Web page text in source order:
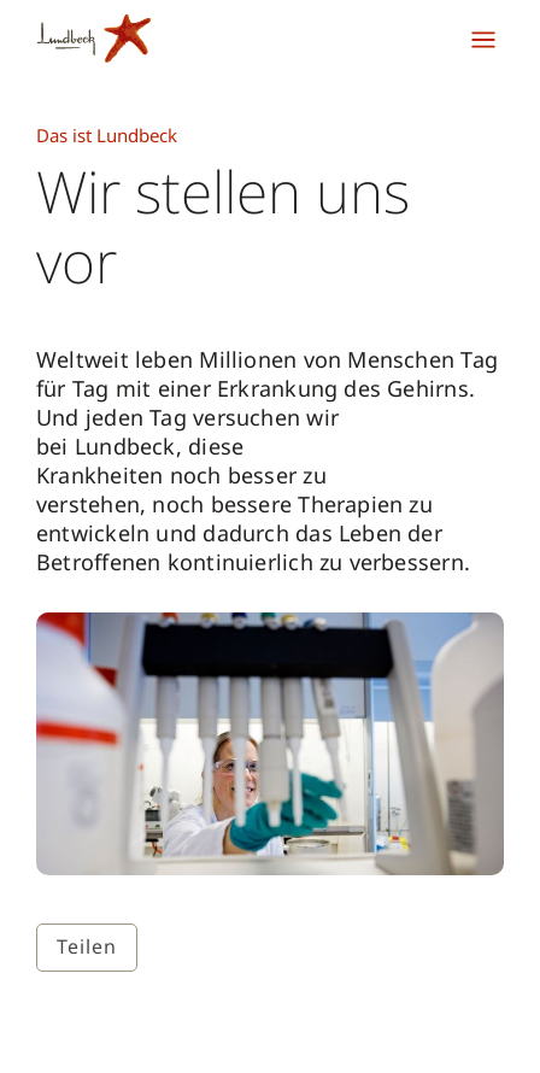
Teilen
Das ist Lundbeck
Wir stellen uns
vor
Weltweit leben Millionen von Menschen Tag
für Tag mit einer Erkrankung des Gehirns.
Und jeden Tag versuchen wir
bei Lundbeck, diese
Krankheiten noch besser zu
verstehen, noch bessere Therapien zu
entwickeln und dadurch das Leben der
Betroffenen kontinuierlich zu verbessern.